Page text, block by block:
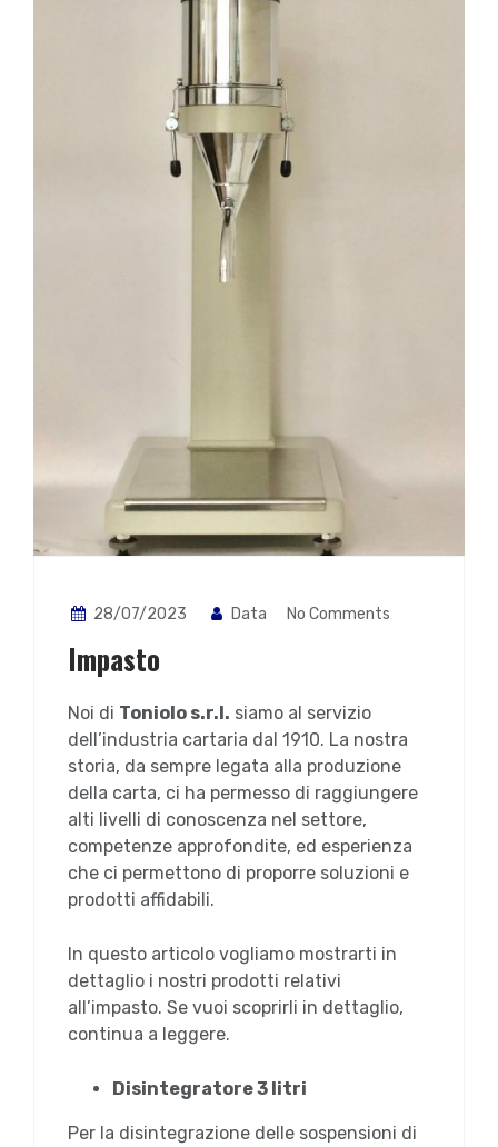
28/07/2023 Data No Comments
Impasto
Noi di Toniolo s.r.l. siamo al servizio
dell’industria cartaria dal 1910. La nostra
storia, da sempre legata alla produzione
della carta, ci ha permesso di raggiungere
alti livelli di conoscenza nel settore,
competenze approfondite, ed esperienza
che ci permettono di proporre soluzioni e
prodotti affidabili.
In questo articolo vogliamo mostrarti in
dettaglio i nostri prodotti relativi
all’impasto. Se vuoi scoprirli in dettaglio,
continua a leggere.
Disintegratore 3 litri
Per la disintegrazione delle sospensioni di